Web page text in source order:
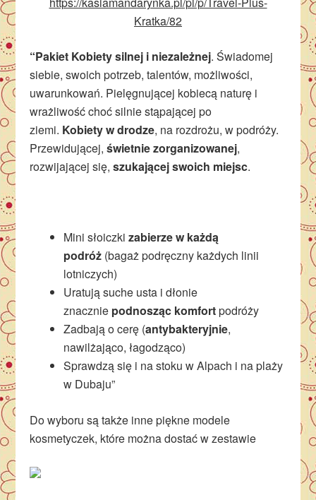
Kratka/82
“Pakiet Kobiety silnej i niezależnej. Świadomej
siebie, swoich potrzeb, talentów, możliwości,
uwarunkowań. Pielęgnującej kobiecą naturę i
wrażliwość choć silnie stąpającej po
ziemi. Kobiety w drodze, na rozdrożu, w podróży.
Przewidującej,świetnie zorganizowanej,
rozwijającej się,szukającej swoich miejsc.
Mini słoiczkizabierze w każdą
podróż (bagaż podręczny każdych linii
lotniczych)
Uratują suche usta i dłonie
znacznie podnosząc komfortpodróży
Zadbają o cerę (antybakteryjnie,
nawilżająco, łagodząco)
Sprawdzą się i na stoku w Alpach i na plaży
w Dubaju”
Do wyboru są także inne piękne modele
kosmetyczek, które można dostać w zestawie